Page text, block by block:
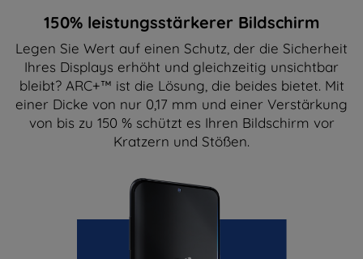
150% leistungsstärkerer Bildschirm
Legen Sie Wert auf einen Schutz, der die Sicherheit
Ihres Displays erhöht und gleichzeitig unsichtbar
bleibt? ARC+™ ist die Lösung, die beides bietet. Mit
einer Dicke von nur 0,17 mm und einer Verstärkung
von bis zu 150 % schützt es Ihren Bildschirm vor
Kratzern und Stößen.